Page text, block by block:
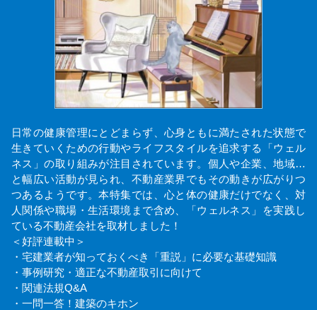
日常の健康管理にとどまらず、心身ともに満たされた状態で
生きていくための行動やライフスタイルを追求する「ウェル
ネス」の取り組みが注目されています。個人や企業、地域…
と幅広い活動が見られ、不動産業界でもその動きが広がりつ
つあるようです。本特集では、心と体の健康だけでなく、対
人関係や職場・生活環境まで含め、「ウェルネス」を実践し
ている不動産会社を取材しました！
＜好評連載中＞
・宅建業者が知っておくべき「重説」に必要な基礎知識
・事例研究・適正な不動産取引に向けて
・関連法規Q&A
・一問一答！建築のキホン